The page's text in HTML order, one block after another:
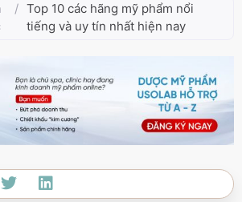
/ Top 10 các hãng mỹ phẩm nổi
tiếng và uy tín nhất hiện nay